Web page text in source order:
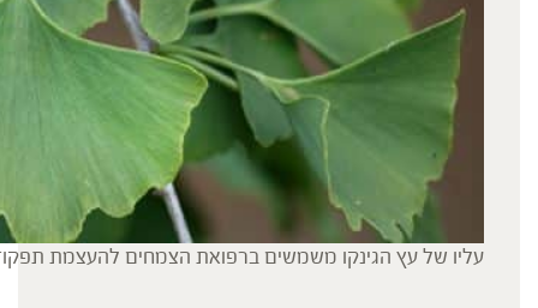
עליו של עץ הגינקו משמשים ברפואת הצמחים להעצמת